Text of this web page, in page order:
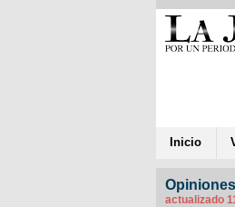
Inicio
Opiniones
actualizado